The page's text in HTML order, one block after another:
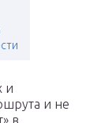
и
и не
в